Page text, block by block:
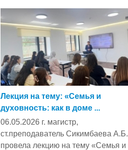
Лекция на тему: «Семья и
духовность: как в доме ...
06.05.2026 г. магистр,
ст.преподаватель Сикимбаева А.Б.
провела лекцию на тему «Семья и